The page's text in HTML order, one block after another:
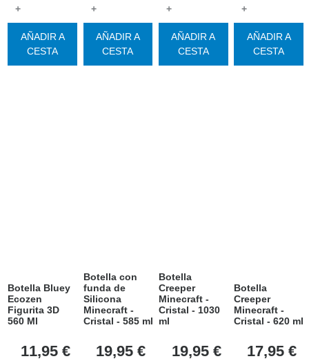
+
AÑADIR A
CESTA
+
AÑADIR A
CESTA
+
AÑADIR A
CESTA
+
AÑADIR A
CESTA
Botella Bluey
Ecozen
Figurita 3D
560 Ml
11,95 €
Botella con
funda de
Silicona
Minecraft -
Cristal - 585 ml
19,95 €
Botella
Creeper
Minecraft -
Cristal - 1030
ml
19,95 €
Botella
Creeper
Minecraft -
Cristal - 620 ml
17,95 €